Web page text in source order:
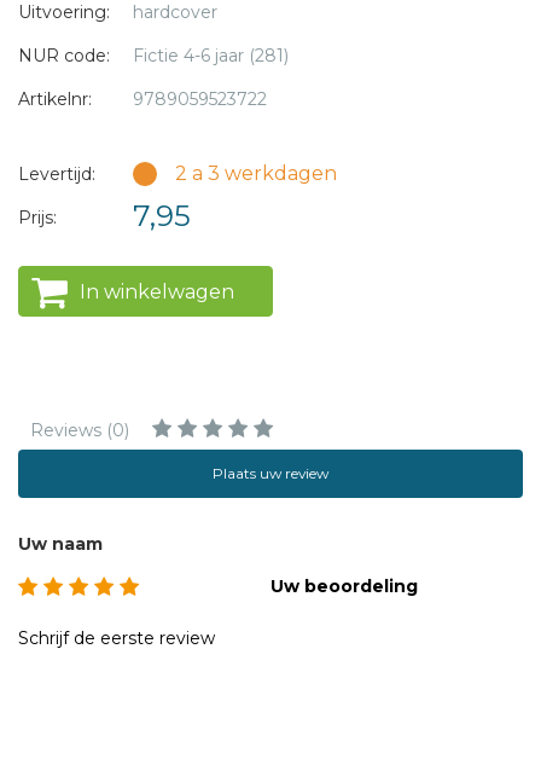
Uitvoering:
hardcover
NUR code:
Fictie 4-6 jaar (281)
Artikelnr:
9789059523722
Levertijd: 2 a 3 werkdagen
Prijs: 7,95
In winkelwagen
Reviews (0)
Plaats uw review
Uw naam
Uw beoordeling
Schrijf de eerste review